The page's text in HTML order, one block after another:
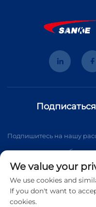
Подпишитесь на нашу
новости отрасли,
команды.
We value your
We use cookies and
If you don't want to
cookies.